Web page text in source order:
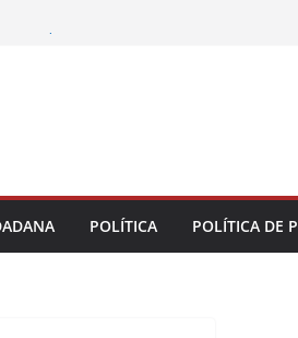
POLÍTICA POLÍTICA DE